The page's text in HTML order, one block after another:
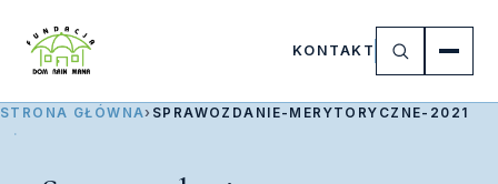
KONTAKT
STRONA GŁÓWNA› SPRAWOZDANIE-MERYTORYCZNE-2021